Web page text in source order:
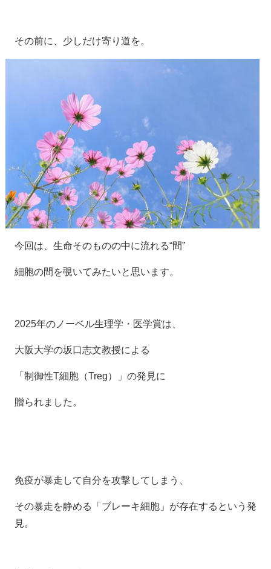
その前に、少しだけ寄り道を。
今回は、生命そのものの中に流れる“間”
細胞の間を覗いてみたいと思います。
2025年のノーベル生理学・医学賞は、
大阪大学の坂口志文教授による
「制御性T細胞（Treg）」の発見に
贈られました。
免疫が暴走して自分を攻撃してしまう、
その暴走を静める「ブレーキ細胞」が存在するという発
見。